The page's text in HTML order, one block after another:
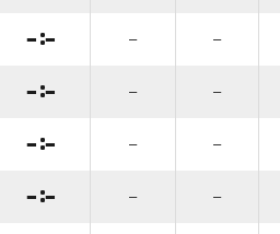
: – –
: – –
: – –
: – –